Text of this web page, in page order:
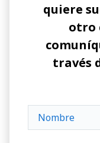
quiere
otro
través